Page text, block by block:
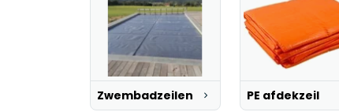
Zwembadzeilen PE afdekzeil